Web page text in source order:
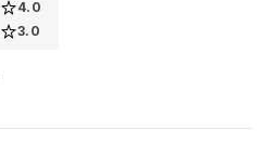
4.0
3.0